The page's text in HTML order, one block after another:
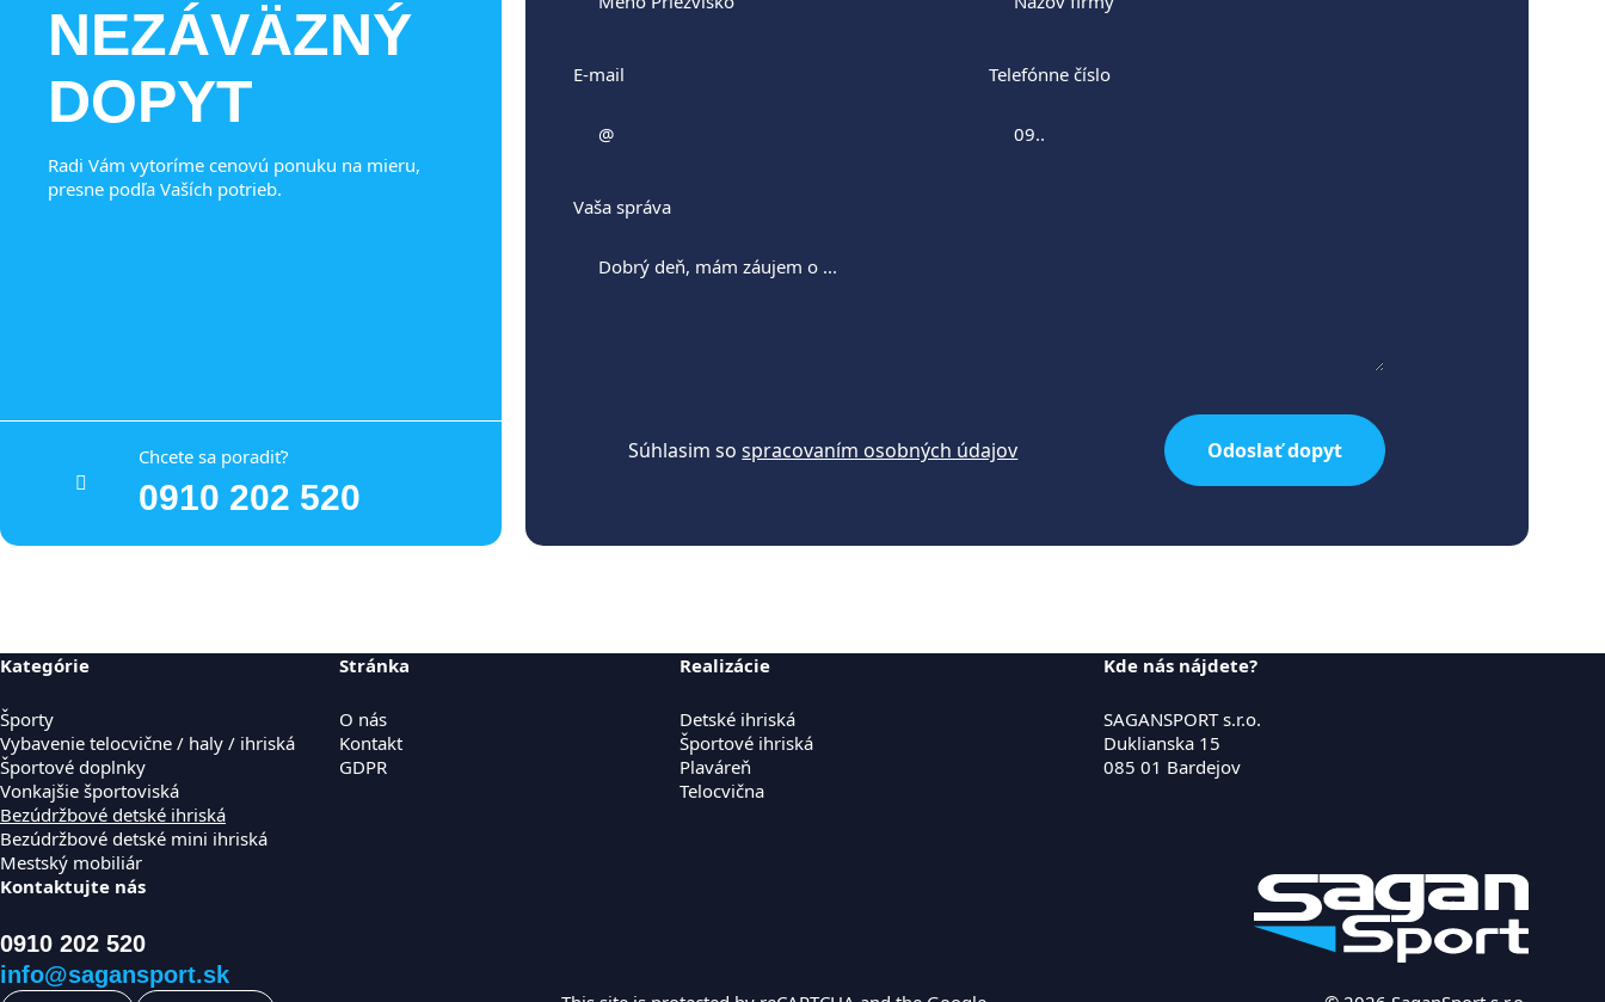
NEZÁVÄZNÝ
DOPYT
Radi Vám vytoríme cenovú ponuku na mieru,
presne podľa Vaších potrieb.
Chcete sa poradiť?
0910 202 520
E-mail Telefónne číslo
Vaša správa
Súhlasim sospracovaním osobných údajov Odoslať dopyt
Kategórie
Športy
Vybavenie telocvične / haly / ihriská
Športové doplnky
Vonkajšie športoviská
Bezúdržbové detské ihriská
Bezúdržbové detské mini ihriská
Mestský mobiliár
Stránka
O nás
Kontakt
GDPR
Realizácie
Detské ihriská
Športové ihriská
Plaváreň
Telocvična
Kde nás nájdete?
SAGANSPORT s.r.o.
Duklianska 15
085 01 Bardejov
Kontaktujte nás
0910 202 520
info@sagansport.sk